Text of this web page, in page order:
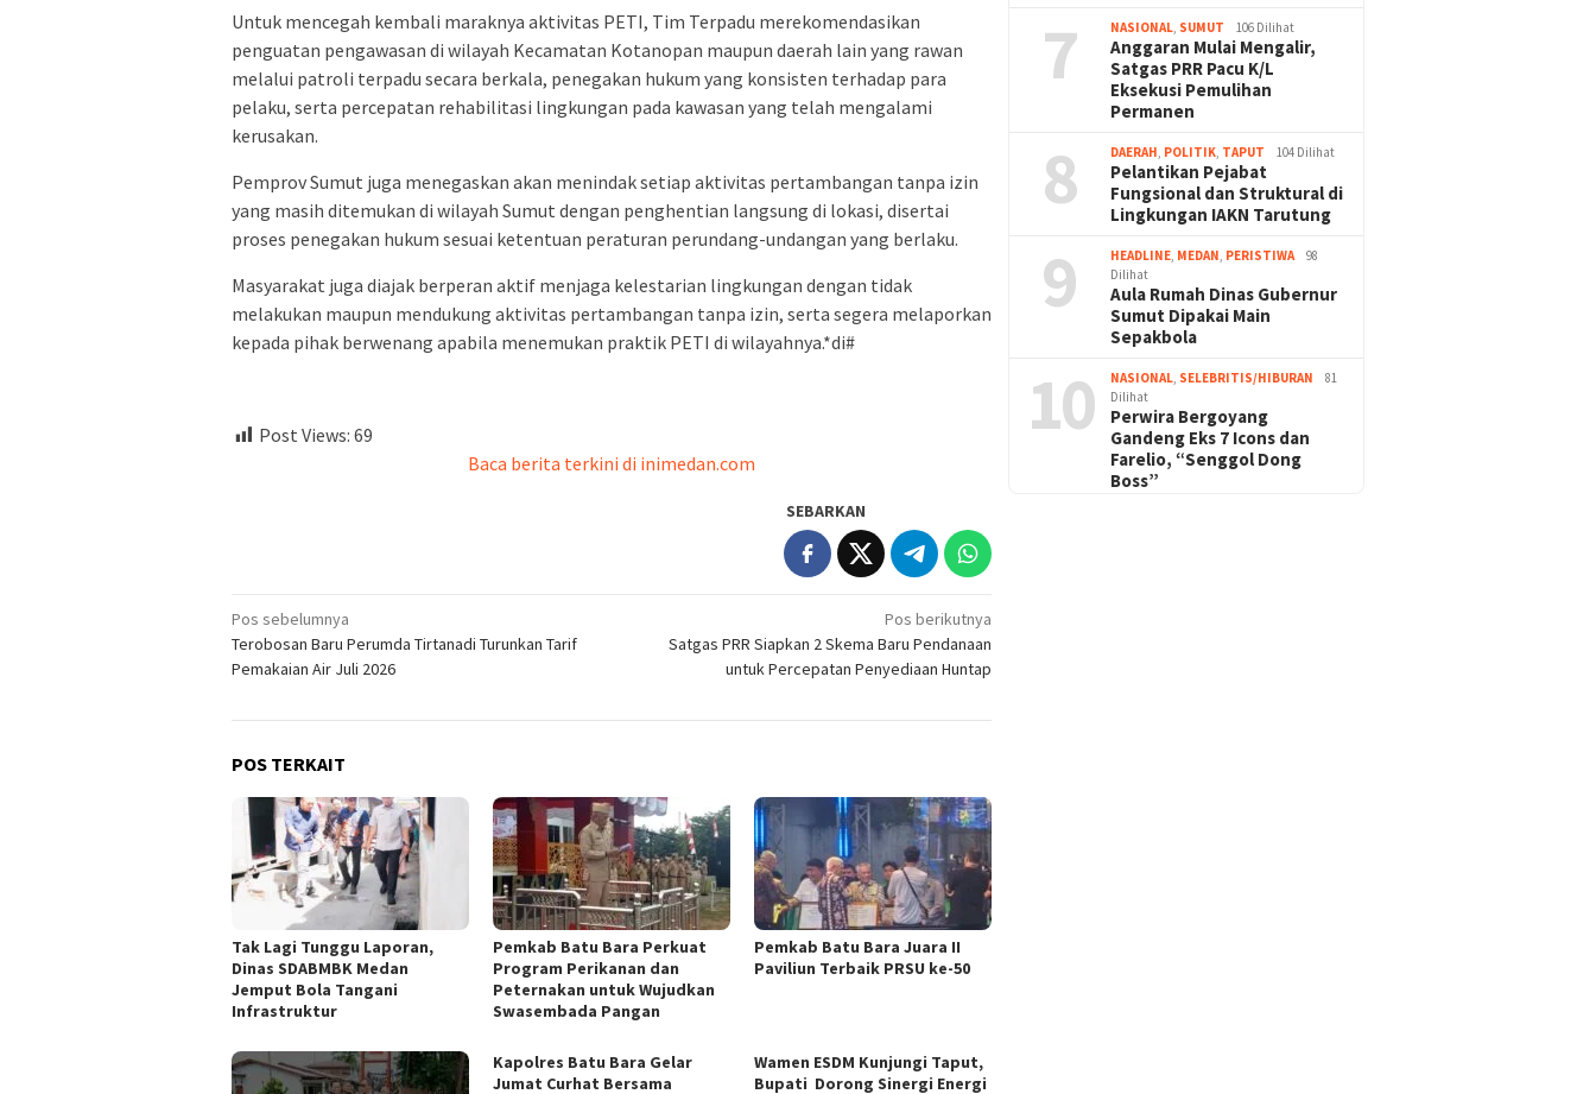
Untuk mencegah kembali maraknya aktivitas PETI, Tim Terpadu merekomendasikan
penguatan pengawasan di wilayah Kecamatan Kotanopan maupun daerah lain yang rawan
melalui patroli terpadu secara berkala, penegakan hukum yang konsisten terhadap para
pelaku, serta percepatan rehabilitasi lingkungan pada kawasan yang telah mengalami
kerusakan.
Pemprov Sumut juga menegaskan akan menindak setiap aktivitas pertambangan tanpa izin
yang masih ditemukan di wilayah Sumut dengan penghentian langsung di lokasi, disertai
proses penegakan hukum sesuai ketentuan peraturan perundang-undangan yang berlaku.
Masyarakat juga diajak berperan aktif menjaga kelestarian lingkungan dengan tidak
melakukan maupun mendukung aktivitas pertambangan tanpa izin, serta segera melaporkan
kepada pihak berwenang apabila menemukan praktik PETI di wilayahnya.*di#
Post Views: 69
Baca berita terkini di inimedan.com
SEBARKAN
Navigasi
pos
Pos sebelumnya
Terobosan Baru Perumda Tirtanadi Turunkan Tarif
Pemakaian Air Juli 2026
Pos berikutnya
Satgas PRR Siapkan 2 Skema Baru Pendanaan
untuk Percepatan Penyediaan Huntap
POS TERKAIT
Tak Lagi Tunggu Laporan,
Dinas SDABMBK Medan
Jemput Bola Tangani
Infrastruktur
Pemkab Batu Bara Perkuat
Program Perikanan dan
Peternakan untuk Wujudkan
Swasembada Pangan
Pemkab Batu Bara Juara II
Paviliun Terbaik PRSU ke-50
Kapolres Batu Bara Gelar
Jumat Curhat Bersama
Wamen ESDM Kunjungi Taput,
Bupati Dorong Sinergi Energi
7 NASIONAL, SUMUT 106 Dilihat
Anggaran Mulai Mengalir,
Satgas PRR Pacu K/L
Eksekusi Pemulihan
Permanen
8 DAERAH, POLITIK, TAPUT 104 Dilihat
Pelantikan Pejabat
Fungsional dan Struktural di
Lingkungan IAKN Tarutung
9 HEADLINE, MEDAN, PERISTIWA
98
Dilihat
Aula Rumah Dinas Gubernur
Sumut Dipakai Main
Sepakbola
10 NASIONAL, SELEBRITIS/HIBURAN
81
Dilihat
Perwira Bergoyang
Gandeng Eks 7 Icons dan
Farelio, “Senggol Dong
Boss”